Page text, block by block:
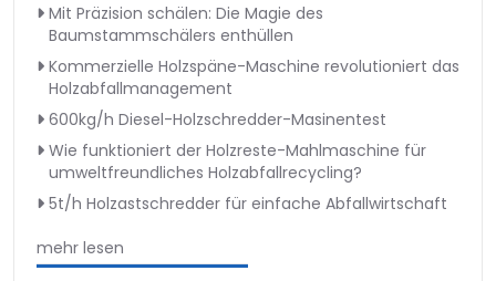
Mit Präzision schälen: Die Magie des
Baumstammschälers enthüllen
Kommerzielle Holzspäne-Maschine revolutioniert das
Holzabfallmanagement
600kg/h Diesel-Holzschredder-Masinentest
Wie funktioniert der Holzreste-Mahlmaschine für
umweltfreundliches Holzabfallrecycling?
5t/h Holzastschredder für einfache Abfallwirtschaft
mehr lesen